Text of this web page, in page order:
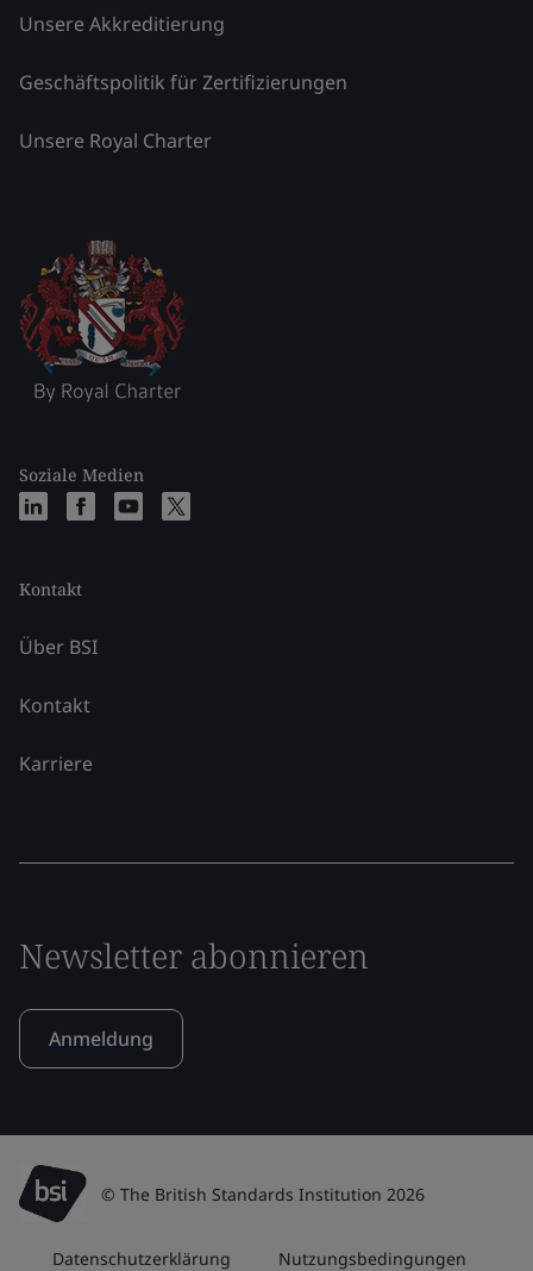
Unsere Akkreditierung
Geschäftspolitik für Zertifizierungen
Unsere Royal Charter
Soziale Medien
Kontakt
Über BSI
Kontakt
Karriere
Newsletter abonnieren
Anmeldung
© The British Standards Institution 2026
Datenschutzerklärung Nutzungsbedingungen